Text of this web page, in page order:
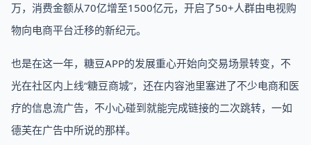
万，消费金额从70亿增至1500亿元，开启了50+人群由电视购
物向电商平台迁移的新纪元。
也是在这一年，糖豆APP的发展重心开始向交易场景转变，不
光在社区内上线“糖豆商城”，还在内容池里塞进了不少电商和医
疗的信息流广告，不小心碰到就能完成链接的二次跳转，一如
德芙在广告中所说的那样。